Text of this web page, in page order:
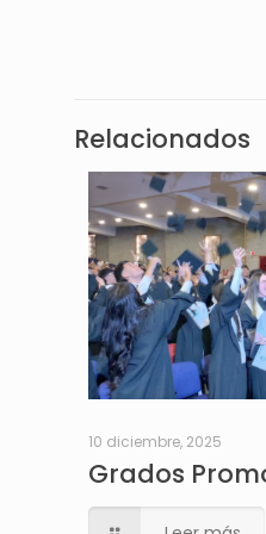
Relacionados
10 diciembre, 2025
Grados